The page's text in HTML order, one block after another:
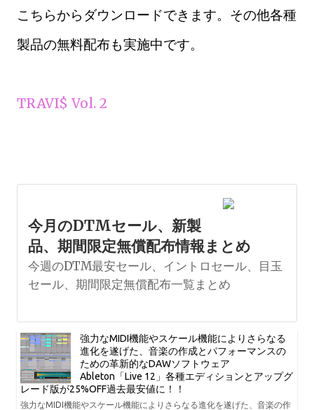
こちらからダウンロードできます。その他各種
製品の無料配布も実施中です。
TRAVI$ Vol. 2
今月のDTMセール、新製
品、期間限定無償配布情報まとめ
今週のDTM最安セール、イントロセール、目玉
セール、期間限定無償配布一覧まとめ
強力なMIDI機能やスケール機能によりさらなる
進化を遂げた、音楽の作成とパフォーマンスの
ための革新的なDAWソフトウェア
Ableton「Live 12」各種エディションとアップグ
レード版が25%OFF過去最安値に！！
強力なMIDI機能やスケール機能によりさらなる進化を遂げた、音楽の作